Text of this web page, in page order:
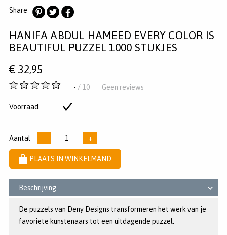
Share
op
Pinterest
op
Twitter
op
Facebook
HANIFA ABDUL HAMEED EVERY COLOR IS
BEAUTIFUL PUZZEL 1000 STUKJES
€ 32,95
-
5
- / 10 Geen reviews
Voorraad
Aantal − +
PLAATS IN WINKELMAND
Beschrijving
De puzzels van Deny Designs transformeren het werk van je
favoriete kunstenaars tot een uitdagende puzzel.